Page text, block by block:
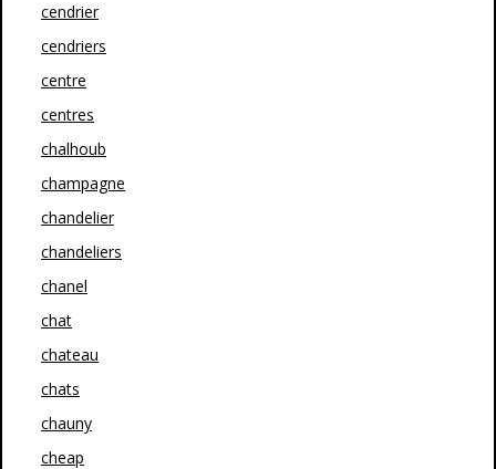
cendrier
cendriers
centre
centres
chalhoub
champagne
chandelier
chandeliers
chanel
chat
chateau
chats
chauny
cheap